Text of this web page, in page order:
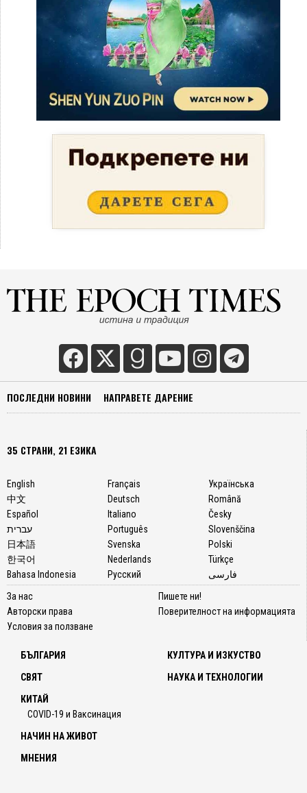
ПОСЛЕДНИ НОВИНИ НАПРАВЕТЕ ДАРЕНИЕ
35 СТРАНИ, 21 ЕЗИКА
English
中文
Español
עברית
日本語
한국어
Bahasa Indonesia
Français
Deutsch
Italiano
Português
Svenska
Nederlands
Русский
Українська
Română
Česky
Slovenščina
Polski
Türkçe
فارسی
За нас
Авторски права
Условия за ползване
Пишете ни!
Поверителност на информацията
БЪЛГАРИЯ
СВЯТ
КИТАЙ
COVID-19 и Ваксинация
КУЛТУРА И ИЗКУСТВО
НАУКА И ТЕХНОЛОГИИ
НАЧИН НА ЖИВОТ
МНЕНИЯ